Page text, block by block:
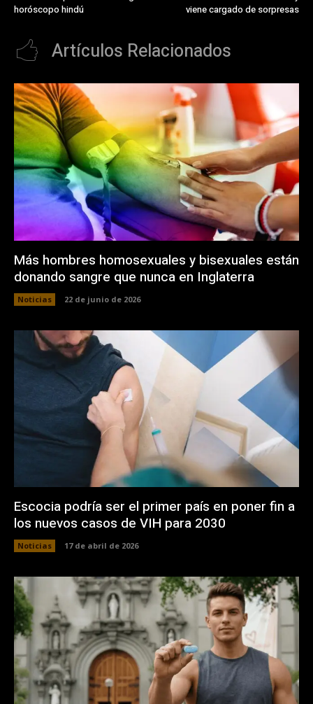
horóscopo hindú
viene cargado de sorpresas
Artículos Relacionados
Más hombres homosexuales y bisexuales están
donando sangre que nunca en Inglaterra
Noticias 22 de junio de 2026
Escocia podría ser el primer país en poner fin a
los nuevos casos de VIH para 2030
Noticias 17 de abril de 2026